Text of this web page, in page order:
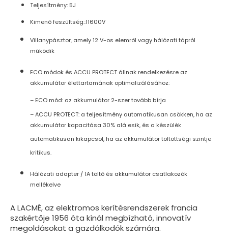
Teljesítmény: 5J
Kimenő feszültség::11600V
Villanypásztor, amely 12 V-os elemről vagy hálózati tápról
működik
ECO módok és ACCU PROTECT állnak rendelkezésre az
akkumulátor élettartamának optimalizálásához:
– ECO mód: az akkumulátor 2-szer tovább bírja
– ACCU PROTECT: a teljesítmény automatikusan csökken, ha az
akkumulátor kapacitása 30% alá esik, és a készülék
automatikusan kikapcsol, ha az akkumulátor töltöttségi szintje
kritikus.
Hálózati adapter / 1A töltő és akkumulátor csatlakozók
mellékelve
A LACMÉ, az elektromos kerítésrendszerek francia
szakértője 1956 óta kínál megbízható, innovatív
megoldásokat a gazdálkodók számára.